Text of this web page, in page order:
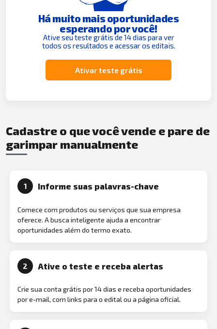
Há muito mais oportunidades
esperando por você!
Ative seu teste grátis de 14 dias para ver
todos os resultados e acessar os editais.
Ativar teste grátis
Cadastre o que você vende e pare de
garimpar manualmente
1 Informe suas palavras-chave
Comece com produtos ou serviços que sua empresa
oferece. A busca inteligente ajuda a encontrar
oportunidades além do termo exato.
2 Ative o teste e receba alertas
Crie sua conta grátis por 14 dias e receba oportunidades
por e-mail, com links para o edital ou a página oficial.